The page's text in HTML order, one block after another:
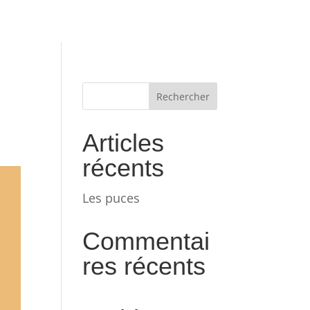
Articles
récents
Les puces
Commentai
res récents